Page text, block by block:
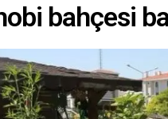
bahçesi